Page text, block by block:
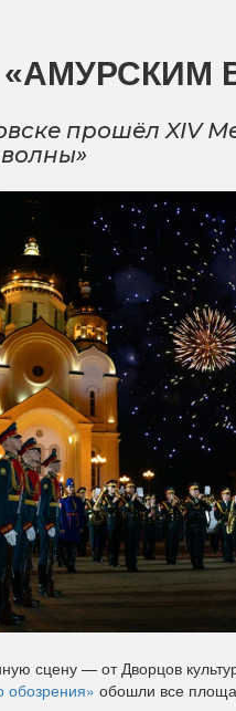
прошёл
сцену — от Дворцов
обозрения» обошли все